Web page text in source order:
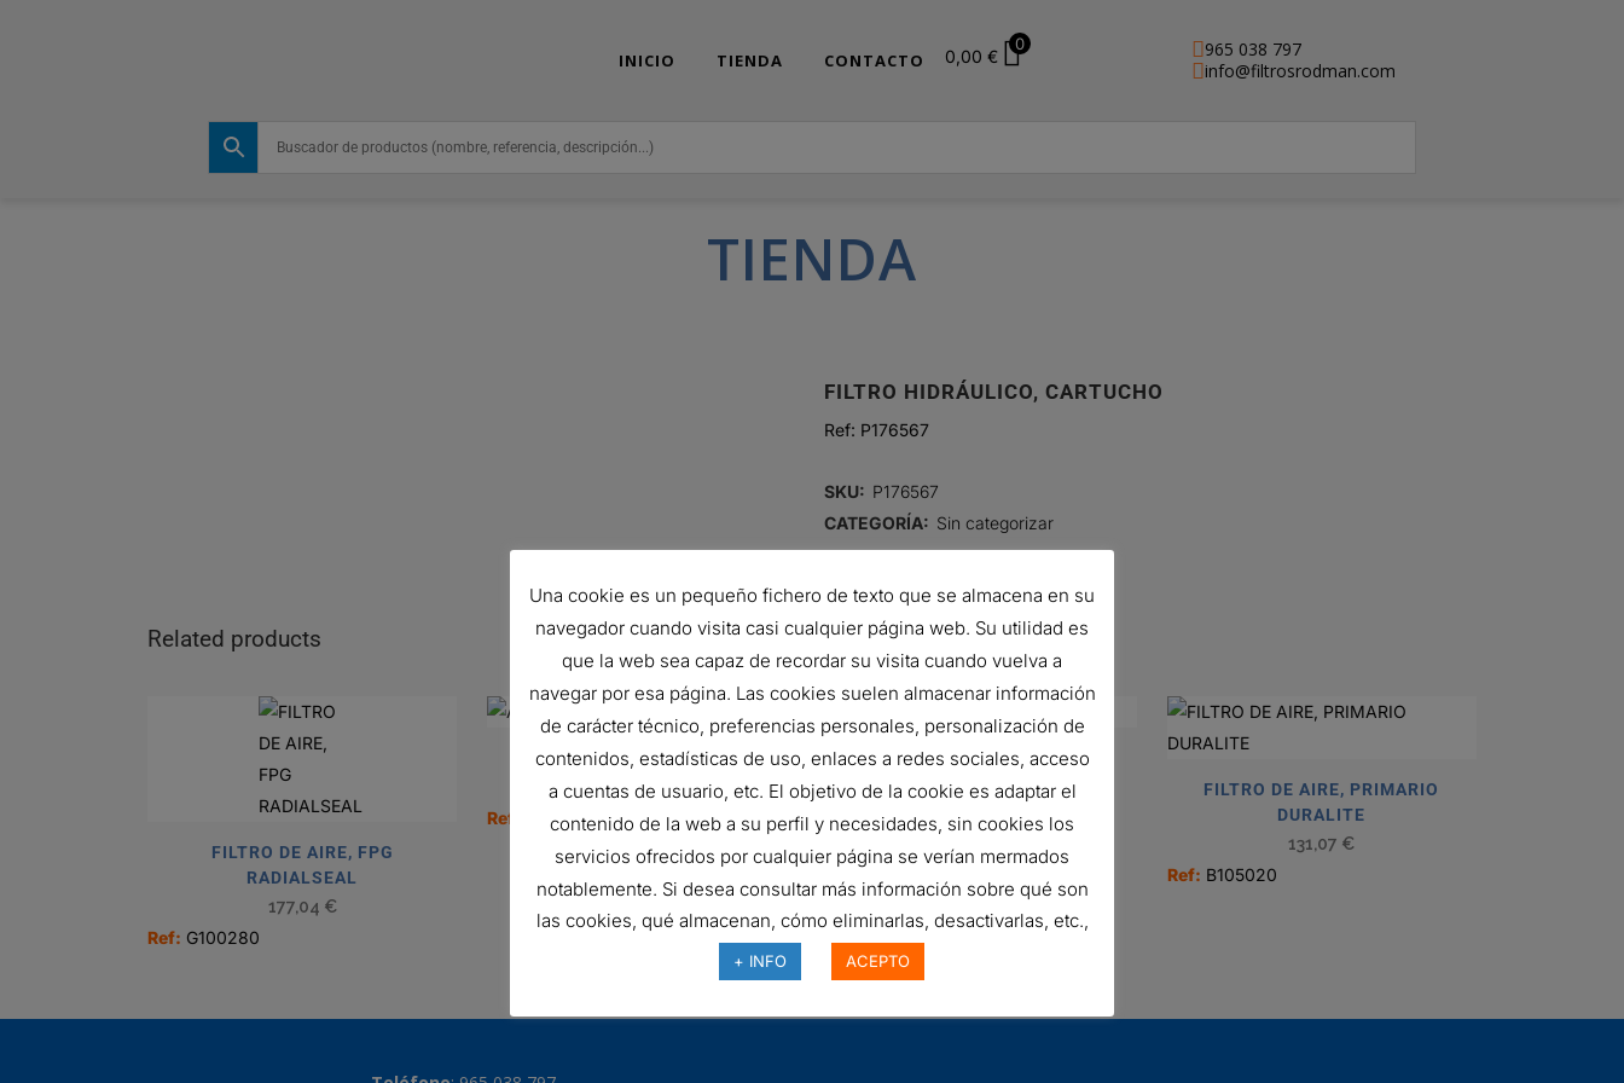
965 038 797
info@filtrosrodman.com
INICIO TIENDA CONTACTO 0,00 €
0
TIENDA
FILTRO HIDRÁULICO, CARTUCHO
Ref: P176567
SKU: P176567
CATEGORÍA: Sin categorizar
Related products
FILTRO DE AIRE, FPG
RADIALSEAL
177,04 €
Ref: G100280
AIR FILTER, PRIMARY ROUND
66,05 €
Ref: P956815
FILTRO DE AIRE, FWG
CYCLOPAC
FILTRO DE AIRE, PRIMARIO
DURALITE
131,07 €
Ref: B105020
Una cookie es un pequeño fichero de texto que se almacena en su
navegador cuando visita casi cualquier página web. Su utilidad es
que la web sea capaz de recordar su visita cuando vuelva a
navegar por esa página. Las cookies suelen almacenar información
de carácter técnico, preferencias personales, personalización de
contenidos, estadísticas de uso, enlaces a redes sociales, acceso
a cuentas de usuario, etc. El objetivo de la cookie es adaptar el
contenido de la web a su perfil y necesidades, sin cookies los
servicios ofrecidos por cualquier página se verían mermados
notablemente. Si desea consultar más información sobre qué son
las cookies, qué almacenan, cómo eliminarlas, desactivarlas, etc.,
+ INFO ACEPTO